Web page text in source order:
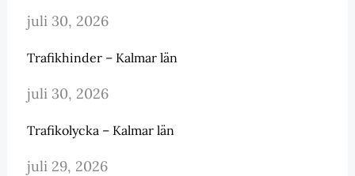
juli 30, 2026
Trafikhinder – Kalmar län
juli 30, 2026
Trafikolycka – Kalmar län
juli 29, 2026